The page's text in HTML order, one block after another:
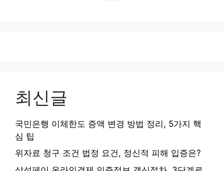
최신글
국민은행 이체한도 증액 변경 방법 정리, 5가지 핵
심 팁
위자료 청구 조건 법정 요건, 정신적 피해 입증은?